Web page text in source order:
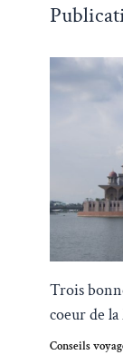
Trois
coeur de
Conseils